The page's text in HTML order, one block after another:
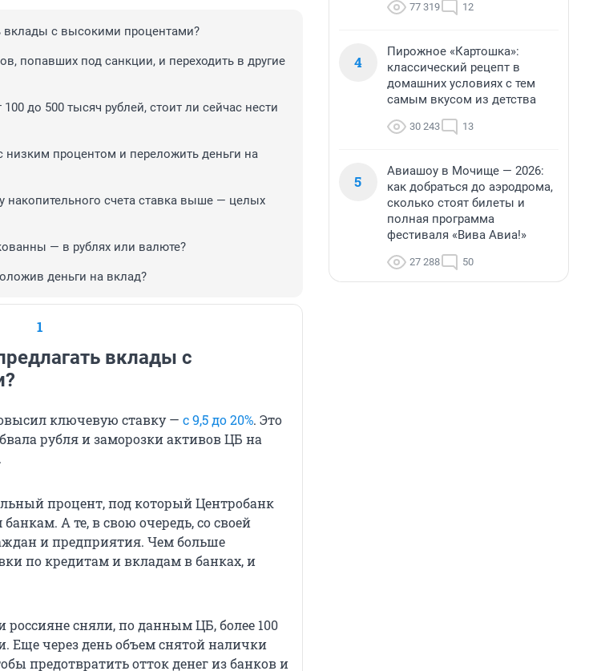
вклады с высокими процентами?
попавших под санкции, и переходить в другие
до 500 тысяч рублей, стоит ли сейчас нести
низким процентом и переложить деньги на
накопительного счета ставка выше — целых
— в рублях или валюте?
деньги на вклад?
1
вклады с
ключевую ставку — с 9,5 до 20%. Это
рубля и заморозки активов ЦБ на
.
процент, под который Центробанк
А те, в свою очередь, со своей
и предприятия. Чем больше
по кредитам и вкладам в банках, и
сняли, по данным ЦБ, более 100
через день объем снятой налички
предотвратить отток денег из банков и
77 319 12
4
Пирожное «Картошка»:
классический рецепт в
домашних условиях с тем
самым вкусом из детства
30 243 13
5
Авиашоу в Мочище — 2026:
как добраться до аэродрома,
сколько стоят билеты и
полная программа
фестиваля «Вива Авиа!»
27 288 50